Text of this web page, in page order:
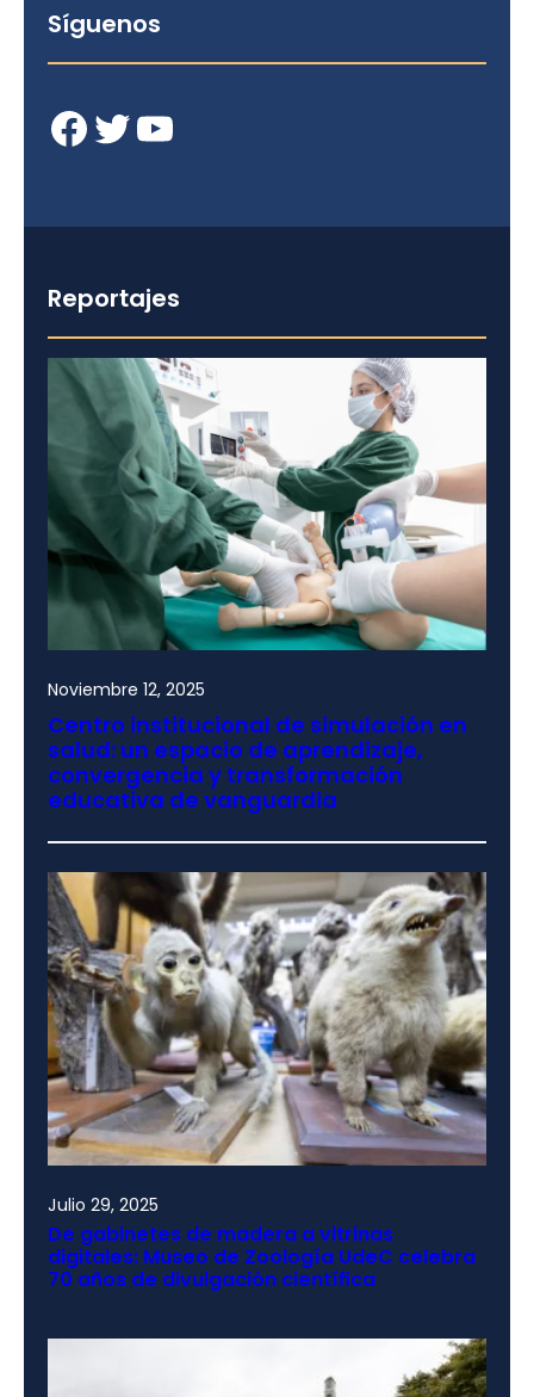
Síguenos
Facebook Twitter YouTube
Reportajes
Noviembre 12, 2025
Centro institucional de simulación en
salud: un espacio de aprendizaje,
convergencia y transformación
educativa de vanguardia
Julio 29, 2025
De gabinetes de madera a vitrinas
digitales: Museo de Zoología UdeC celebra
70 años de divulgación científica